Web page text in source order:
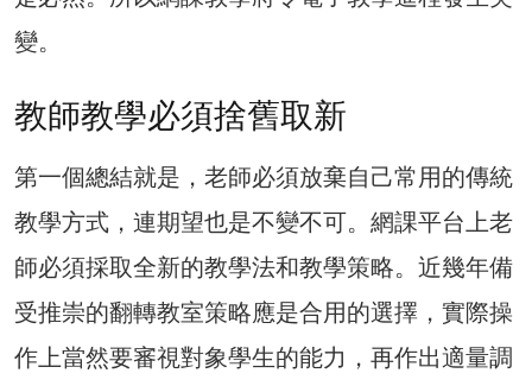
變。
教師教學必須捨舊取新
第一個總結就是，老師必須放棄自己常用的傳統
教學方式，連期望也是不變不可。網課平台上老
師必須採取全新的教學法和教學策略。近幾年備
受推崇的翻轉教室策略應是合用的選擇，實際操
作上當然要審視對象學生的能力，再作出適量調